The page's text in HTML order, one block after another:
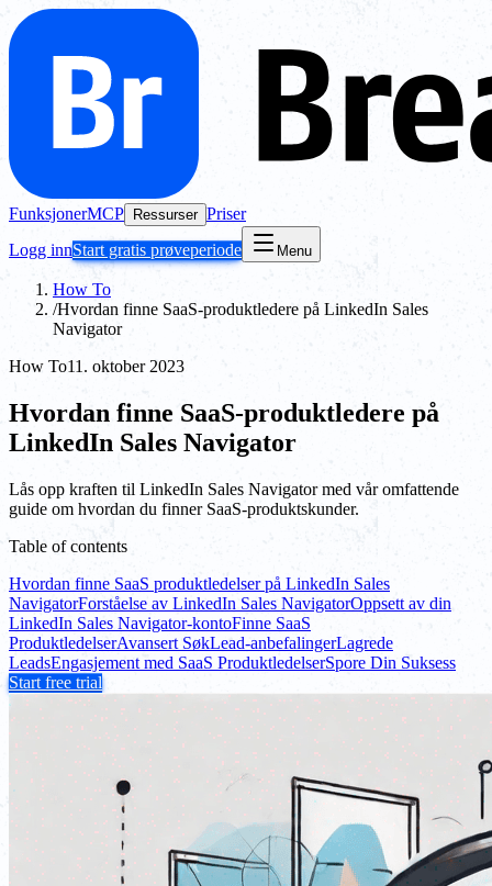
FunksjonerMCP Ressurser Priser
Logg innStart gratis prøveperiode Menu
How To
/Hvordan finne SaaS-produktledere på LinkedIn Sales
Navigator
How To11. oktober 2023
Hvordan finne SaaS-produktledere på
LinkedIn Sales Navigator
Lås opp kraften til LinkedIn Sales Navigator med vår omfattende
guide om hvordan du finner SaaS-produktskunder.
Table of contents
Hvordan finne SaaS produktledelser på LinkedIn Sales
NavigatorForståelse av LinkedIn Sales NavigatorOppsett av din
LinkedIn Sales Navigator-kontoFinne SaaS
ProduktledelserAvansert SøkLead-anbefalingerLagrede
LeadsEngasjement med SaaS ProduktledelserSpore Din Suksess
Start free trial